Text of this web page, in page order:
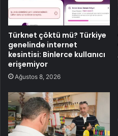
Türknet çöktü mü? Türkiye
genelinde internet
kesintisi: Binlerce kullanıcı
erişemiyor
Ağustos 8, 2026